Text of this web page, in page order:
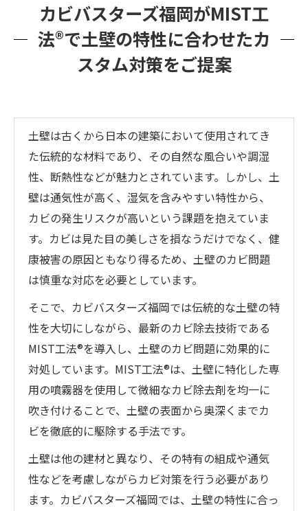
カビバスターズ福岡がMIST工
法®で土壁の特性に合わせたカ
スタム対策をご提案
土壁は古くから日本の建築において使用されてき
た伝統的な材料であり、その自然な風合いや調湿
性、断熱性などが魅力とされています。しかし、土
壁は通気性が高く、湿気を含みやすい特性から、
カビの発生リスクが高いという課題を抱えていま
す。カビは見た目の美しさを損なうだけでなく、健
康被害の原因ともなり得るため、土壁のカビ問題
は慎重な対応を必要としています。
そこで、カビバスターズ福岡では伝統的な土壁の特
性を大切にしながら、最新のカビ除去技術である
MIST工法®を導入し、土壁のカビ問題に効果的に
対処しています。MIST工法®は、土壁に特化した専
用の噴霧器を使用して微細なカビ除去剤を均一に
吹き付けることで、土壁の表面から奥深くまでカ
ビを徹底的に駆除する手法です。
土壁は他の建材と異なり、その特有の組成や通気
性などを考慮しながらカビ対策を行う必要があり
ます。カビバスターズ福岡では、土壁の特性に合っ